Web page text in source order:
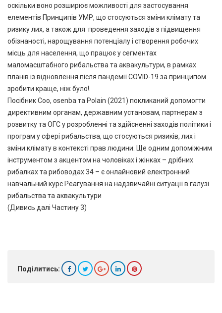
оскільки воно розширює можливості для застосування
елементів Принципів УМР, що стосуються зміни клімату та
ризику лих, а також для проведення заходів з підвищення
обізнаності, нарощування потенціалу і створення робочих
місць для населення, що працює у сегментах
маломасштабного рибальства та аквакультури, в рамках
планів із відновлення після пандемії COVID-19 за принципом
зробити краще, ніж було!.
Посібник Coo, osenba та Polain (2021) покликаний допомогти
директивним органам, державним установам, партнерам з
розвитку та ОГС у розробленні та здійсненні заходів політики і
програм у сфері рибальства, що стосуються ризиків, лих і
зміни клімату в контексті прав людини. Ще одним допоміжним
інструментом з акцентом на чоловіках і жінках – дрібних
рибалках та рибоводах 34 – є онлайновий електронний
навчальний курс Реагування на надзвичайні ситуації в галузі
рибальства та аквакультури
(Дивись далі Частину 3)
Поділитись: